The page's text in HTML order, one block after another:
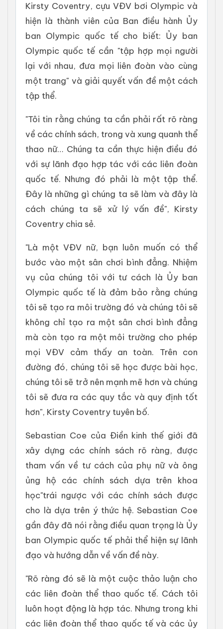
Kirsty Coventry, cựu VĐV bơi Olympic và
hiện là thành viên của Ban điều hành Ủy
ban Olympic quốc tế cho biết: Ủy ban
Olympic quốc tế cần "tập hợp mọi người
lại với nhau, đưa mọi liên đoàn vào cùng
một trang" và giải quyết vấn đề một cách
tập thể.
"Tôi tin rằng chúng ta cần phải rất rõ ràng
về các chính sách, trong và xung quanh thể
thao nữ… Chúng ta cần thực hiện điều đó
với sự lãnh đạo hợp tác với các liên đoàn
quốc tế. Nhưng đó phải là một tập thể.
Đây là những gì chúng ta sẽ làm và đây là
cách chúng ta sẽ xử lý vấn đề", Kirsty
Coventry chia sẻ.
"Là một VĐV nữ, bạn luôn muốn có thể
bước vào một sân chơi bình đẳng. Nhiệm
vụ của chúng tôi với tư cách là Ủy ban
Olympic quốc tế là đảm bảo rằng chúng
tôi sẽ tạo ra môi trường đó và chúng tôi sẽ
không chỉ tạo ra một sân chơi bình đẳng
mà còn tạo ra một môi trường cho phép
mọi VĐV cảm thấy an toàn. Trên con
đường đó, chúng tôi sẽ học được bài học,
chúng tôi sẽ trở nên mạnh mẽ hơn và chúng
tôi sẽ đưa ra các quy tắc và quy định tốt
hơn", Kirsty Coventry tuyên bố.
Sebastian Coe của Điền kinh thế giới đã
xây dựng các chính sách rõ ràng, được
tham vấn về tư cách của phụ nữ và ông
ủng hộ các chính sách dựa trên khoa
học"trái ngược với các chính sách được
cho là dựa trên ý thức hệ. Sebastian Coe
gần đây đã nói rằng điều quan trọng là Ủy
ban Olympic quốc tế phải thể hiện sự lãnh
đạo và hướng dẫn về vấn đề này.
"Rõ ràng đó sẽ là một cuộc thảo luận cho
các liên đoàn thể thao quốc tế. Cách tôi
luôn hoạt động là hợp tác. Nhưng trong khi
các liên đoàn thể thao quốc tế và các ủy